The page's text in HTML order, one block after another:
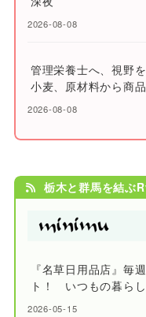
2026-08-08
管理栄養士へ、視野
小麦、原材料から商
2026-08-08
栃木と群馬を結ぶ
『名草日用品店』毎
ト！ いつもの暮ら
2026-05-15